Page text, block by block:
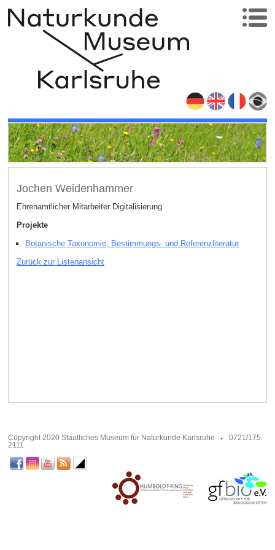
Jochen Weidenhammer
Ehrenamtlicher Mitarbeiter Digitalisierung
Projekte
Botanische Taxonomie, Bestimmungs- und Referenzliteratur
Zurück zur Listenansicht
Copyright 2020 Staatliches Museum für Naturkunde Karlsruhe
0721/175
2111